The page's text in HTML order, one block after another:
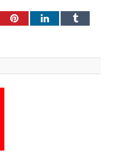
PinterestLinkedInTumblr